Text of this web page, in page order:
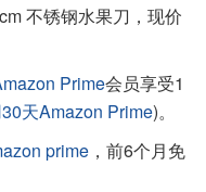
不锈钢水果刀，现价
Prime会员享受1
天Amazon Prime)。
prime ，前6个月免